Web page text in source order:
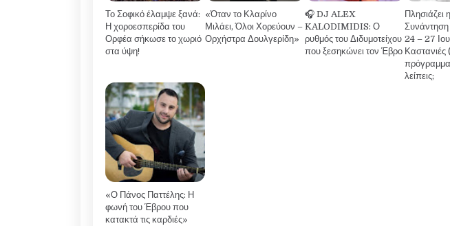
Το Σοφικό έλαμψε ξανά:
Η χοροεσπερίδα του
Ορφέα σήκωσε το χωριό
στα ύψη!
«Όταν το Κλαρίνο
Μιλάει, Όλοι Χορεύουν –
Ορχήστρα Δουλγερίδη»
🎧 DJ ALEX
KALODIMIDIS: Ο
ρυθμός του Διδυμοτείχου
που ξεσηκώνει τον Έβρο
Πλησιάζει
24 – 27
Καστανιές
λείπεις;
«Ο Πάνος Παττέλης: Η
φωνή του Έβρου που
κατακτά τις καρδιές»